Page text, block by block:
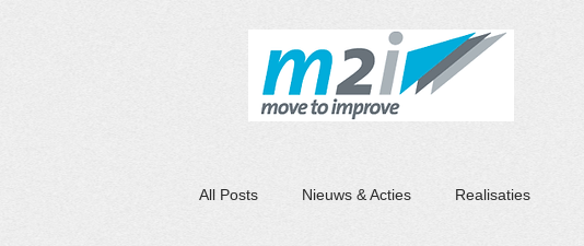
M2I
All Posts Nieuws & Acties Realisaties